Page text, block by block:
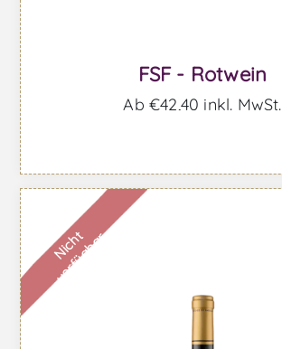
FSF - Rotwein
Ab €42,40 inkl. MwSt.
N
i
c
h
t
v
e
r
f
ü
g
b
a
r